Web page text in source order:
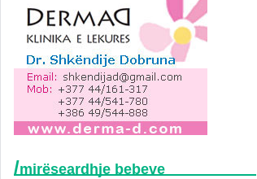
/mirëseardhje bebeve